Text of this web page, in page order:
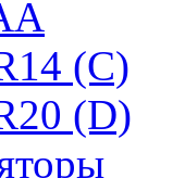
(C)
(D)